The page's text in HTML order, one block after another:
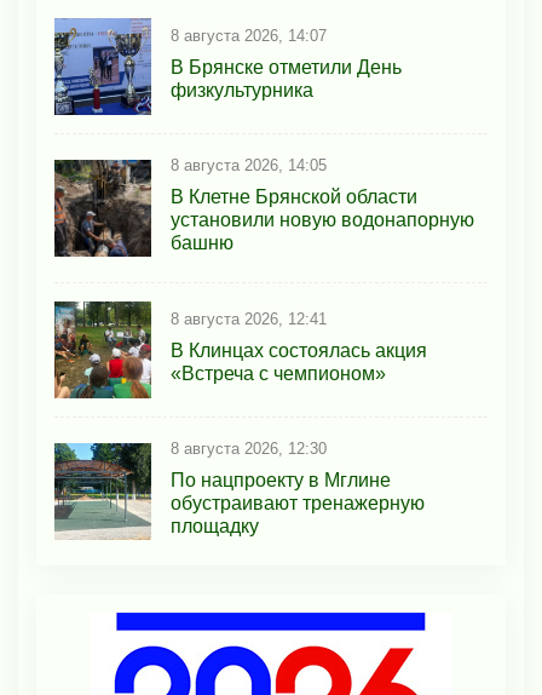
8 августа 2026, 14:07
В Брянске отметили День
физкультурника
8 августа 2026, 14:05
В Клетне Брянской области
установили новую водонапорную
башню
8 августа 2026, 12:41
В Клинцах состоялась акция
«Встреча с чемпионом»
8 августа 2026, 12:30
По нацпроекту в Мглине
обустраивают тренажерную
площадку